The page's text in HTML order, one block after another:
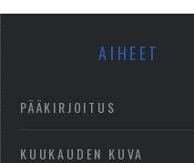
AIHEET
PÄÄKIRJOITUS
KUUKAUDEN KUVA